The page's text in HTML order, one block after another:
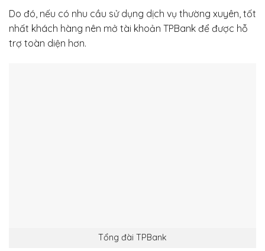
Do đó, nếu có nhu cầu sử dụng dịch vụ thường xuyên, tốt
nhất khách hàng nên mở tài khoản TPBank để được hỗ
trợ toàn diện hơn.
Tổng đài TPBank